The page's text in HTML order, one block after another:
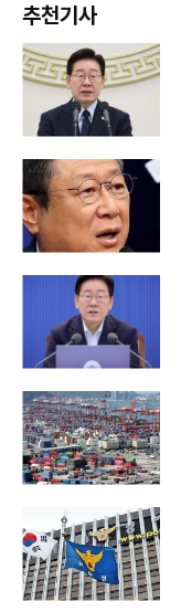
추천기사